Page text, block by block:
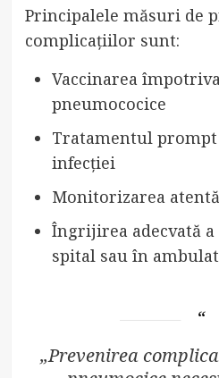
Principalele măsuri de
complicațiilor sunt:
Vaccinarea
pneumococice
Tratamentul prompt
infecției
Monitorizarea
Îngrijirea adecvată
spital sau în
„Prevenirea